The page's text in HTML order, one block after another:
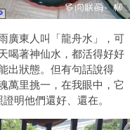
廣東人叫「龍舟水」，可
喝著神仙水，都活得好好
出狀態。但有句話說得
萬里挑一，在我眼中，它
明他們還好、還在。